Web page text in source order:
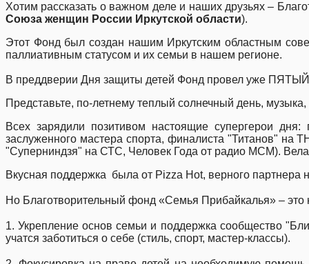
Хотим рассказать о важном деле и наших друзьях –
Союза женщин России Иркутской области).
Этот Фонд был создан нашим Иркутским областным
паллиативным статусом и их семьи в нашем регионе.
В преддверии Дня защиты детей Фонд провел уже
Представьте, по-летнему теплый солнечный день,
Всех зарядили позитивом настоящие супергерои
заслуженного мастера спорта, финалиста "Титанов" на
"Суперниндзя" на СТС, Человек Года от радио МСМ).
Вкусная поддержка была от Pizza Hot, верного партнера
Но Благотворительный фонд «Семья Прибайкалья» – это
1. Укрепление основ семьи и поддержка сообщество
учатся заботиться о себе (стиль, спорт, мастер-классы).